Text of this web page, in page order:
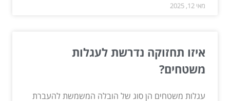
מאי 12, 2025
איזו תחזוקה נדרשת לעגלות
משטחים?
עגלות משטחים הן סוג של הובלה המשמשת להעברת